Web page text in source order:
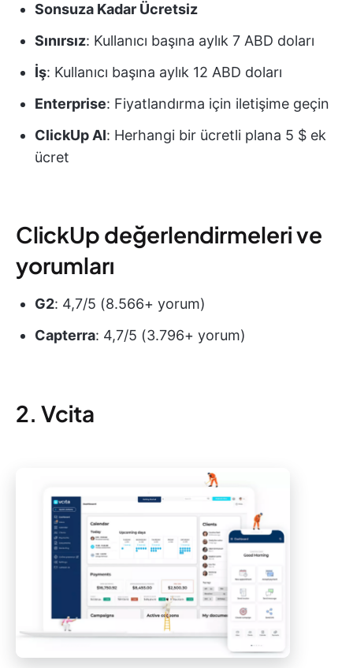
Sonsuza Kadar Ücretsiz
Sınırsız: Kullanıcı başına aylık 7 ABD doları
İş: Kullanıcı başına aylık 12 ABD doları
Enterprise: Fiyatlandırma için iletişime geçin
ClickUp AI: Herhangi bir ücretli plana 5 $ ek
ücret
ClickUp değerlendirmeleri ve
yorumları
G2: 4,7/5 (8.566+ yorum)
Capterra: 4,7/5 (3.796+ yorum)
2. Vcita